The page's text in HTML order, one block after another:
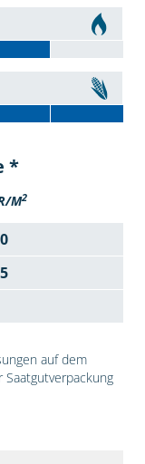
*
M2
auf dem